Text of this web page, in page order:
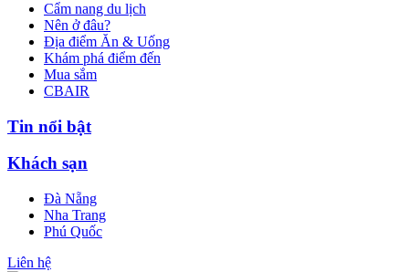
Cẩm nang du lịch
Nên ở đâu?
Địa điểm Ăn & Uống
Khám phá điểm đến
Mua sắm
CBAIR
Tin nổi bật
Khách sạn
Đà Nẵng
Nha Trang
Phú Quốc
Liên hệ